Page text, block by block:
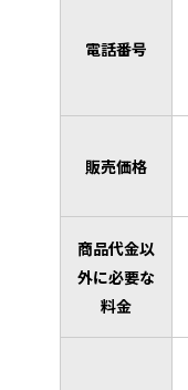
電話番号
販売価格
商品代金以
外に必要な
料金